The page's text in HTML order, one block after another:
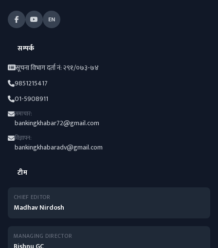
EN
सम्पर्क
सूचना विभाग दर्ता नं: २९१/०७३-७४
9851215417
01-5908911
समाचार:
bankingkhabar72@gmail.com
विज्ञापन:
bankingkhabaradv@gmail.com
टीम
CHIEF EDITOR
Madhav Nirdosh
MANAGING DIRECTOR